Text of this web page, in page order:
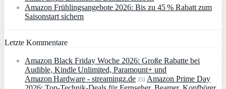
Amazon Frühlingsangebote 2026: Bis zu 45 % Rabatt zum
Saisonstart sichern
Letzte Kommentare
Amazon Black Friday Woche 2026: Große Rabatte bei
Audible, Kindle Unlimited, Paramount+ und
Amazon Hardware - streamingz.de zuAmazon Prime Day